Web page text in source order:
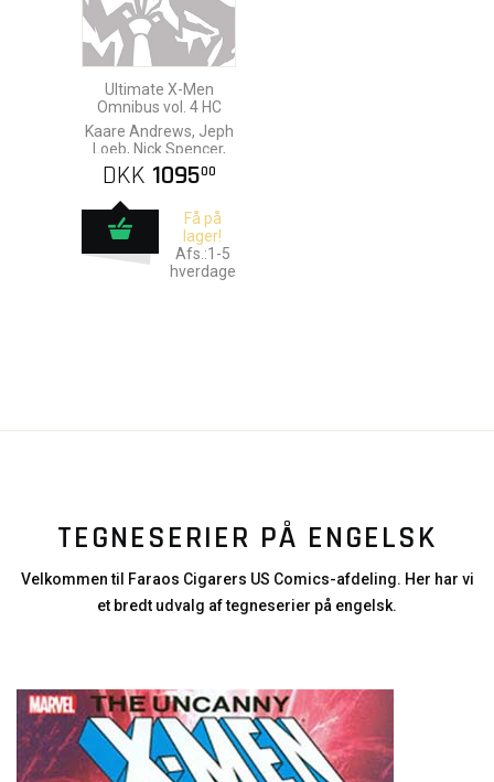
Ultimate X-Men
Omnibus vol. 4 HC
Kaare Andrews, Jeph
Loeb, Nick Spencer,
Arthur Adams & Paco
Medina
DKK 109500
Få på
lager!
Afs.:1-5
hverdage
TEGNESERIER PÅ ENGELSK
Velkommen til Faraos Cigarers US Comics-afdeling. Her har vi
et bredt udvalg af tegneserier på engelsk.